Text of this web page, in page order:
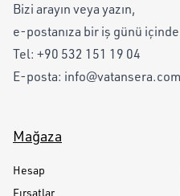
Bizi arayın veya yazın,
e-postanıza bir iş günü
Tel: +90 532 151 19 04
E-posta: info@vatansera.com
Mağaza
Hesap
Fırsatlar